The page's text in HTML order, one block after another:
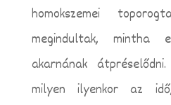
homokszemei
megindultak, mintha
akarnának
milyen ilyenkor az